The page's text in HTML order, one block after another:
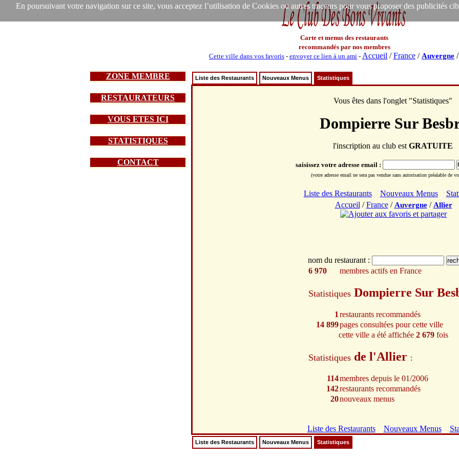
En poursuivant votre navigation sur ce site, vous acceptez l’utilisation de Cookies ou autres traceurs pour vous proposer des publicités
Carte et menus des restaurants
recommandés par nos membres
Cette ville dans vos favoris - envoyer ce lien à un ami - Accueil /France / Auvergne /
ZONE MEMBRE
RESTAURATEURS
VOUS ETES ICI
STATISTIQUES
CONTACT
Liste des Restaurants Nouveaux Menus Statistiques
Vous êtes dans l'onglet "Statistiques"
Dompierre Sur
l'inscription au club est GRATUITE
saisissez votre adresse email :
(votre adresse email ne sera pas vendue sans autorisation préalable de
Liste des Restaurants Nouveaux Menus
Accueil /France/ Auvergne/ Allier
nom du restaurant :
6 970
membres actifs en France
Statistiques Dompierre Sur
1 restaurants recommandés
14 899pages consultées pour cette ville
cette ville a été affichée 2 679 fois
Statistiques de l'Allier :
114membres depuis le 01/2006
142restaurants recommandés
20nouveaux menus
Liste des Restaurants Nouveaux Menus
Liste des Restaurants Nouveaux Menus Statistiques